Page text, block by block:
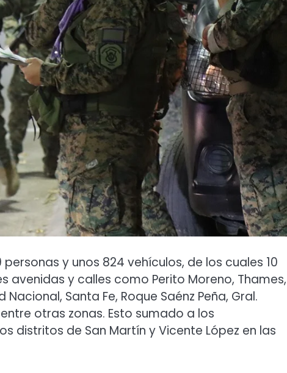
y unos 824 vehículos, de los cuales 10
avenidas y calles como Perito Moreno, Thames,
Santa Fe, Roque Saénz Peña, Gral.
otras zonas. Esto sumado a los
distritos de San Martín y Vicente López en las